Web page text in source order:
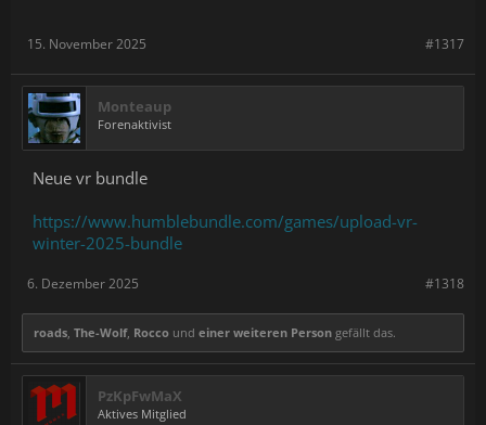
#1317
15. November 2025
Monteaup
Forenaktivist
Neue vr bundle
https://www.humblebundle.com/games/upload-vr-
winter-2025-bundle
#1318
6. Dezember 2025
roads, The-Wolf, Rocco und einer weiteren Person gefällt das.
PzKpFwMaX
Aktives Mitglied